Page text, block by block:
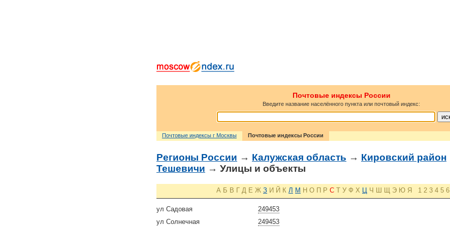
Почтовые индексы России
Введите название населённого пункта или почтовый индекс:
Почтовые индексы г Москвы Почтовые индексы России
Регионы России → Калужская область → Кировский район
Тешевичи → Улицы и объекты
А Б В Г Д Е Ж З И Й К Л М Н О П Р С Т У Ф Х Ц Ч Ш Щ Э Ю Я 1 2 3 4 5 6
249453
ул Садовая
249453
ул Солнечная